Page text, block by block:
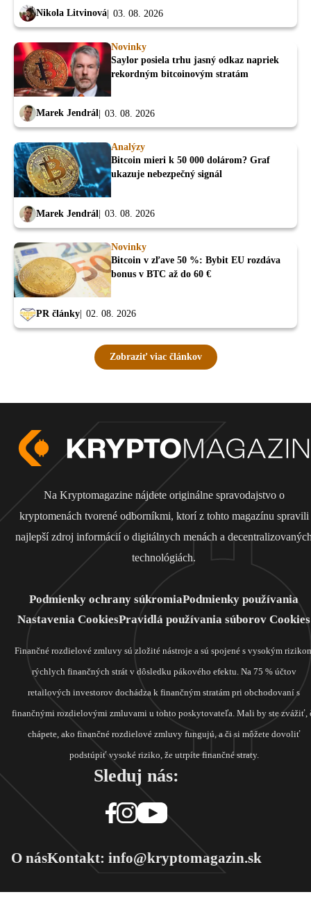
Nikola Litvinová 03. 08. 2026
Novinky
Saylor posiela trhu jasný odkaz napriek
rekordným bitcoinovým stratám
Marek Jendrál 03. 08. 2026
Analýzy
Bitcoin mieri k 50 000 dolárom? Graf
ukazuje nebezpečný signál
Marek Jendrál 03. 08. 2026
Novinky
Bitcoin v zľave 50 %: Bybit EU rozdáva
bonus v BTC až do 60 €
PR články 02. 08. 2026
Zobraziť viac článkov
Na Kryptomagazine nájdete originálne spravodajstvo o
kryptomenách tvorené odborníkmi, ktorí z tohto magazínu spravili
najlepší zdroj informácií o digitálnych menách a
technológiách.
Podmienky ochrany súkromiaPodmienky používania
Nastavenia CookiesPravidlá používania súborov Cookies
Finančné rozdielové zmluvy sú zložité nástroje a sú spojené s vysokým
rýchlych finančných strát v dôsledku pákového efektu. Na 75 % účtov
retailových investorov dochádza k finančným stratám pri obchodovaní s
finančnými rozdielovými zmluvami u tohto poskytovateľa. Mali by ste zvážiť,
chápete, ako finančné rozdielové zmluvy fungujú, a či si môžete dovoliť
podstúpiť vysoké riziko, že utrpíte finančné straty.
Sleduj nás:
O násKontakt: info@kryptomagazin.sk